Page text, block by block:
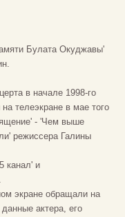
Булата Окуджавы'
в начале 1998-го
телеэкране в мае того
- 'Чем выше
режиссера Галины
канал' и
экране обращали на
актера, его